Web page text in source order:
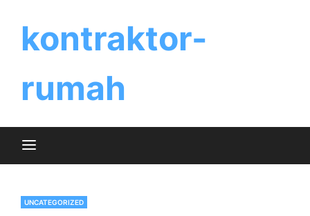
contentkontraktor-
rumah
UNCATEGORIZED